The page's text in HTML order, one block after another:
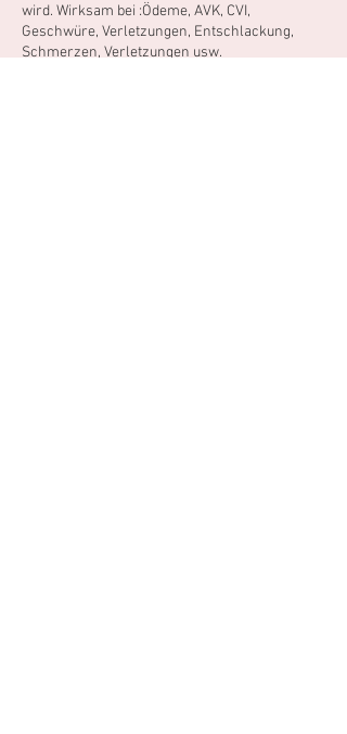
wird. Wirksam bei :Ödeme, AVK, CVI,
Geschwüre, Verletzungen, Entschlackung,